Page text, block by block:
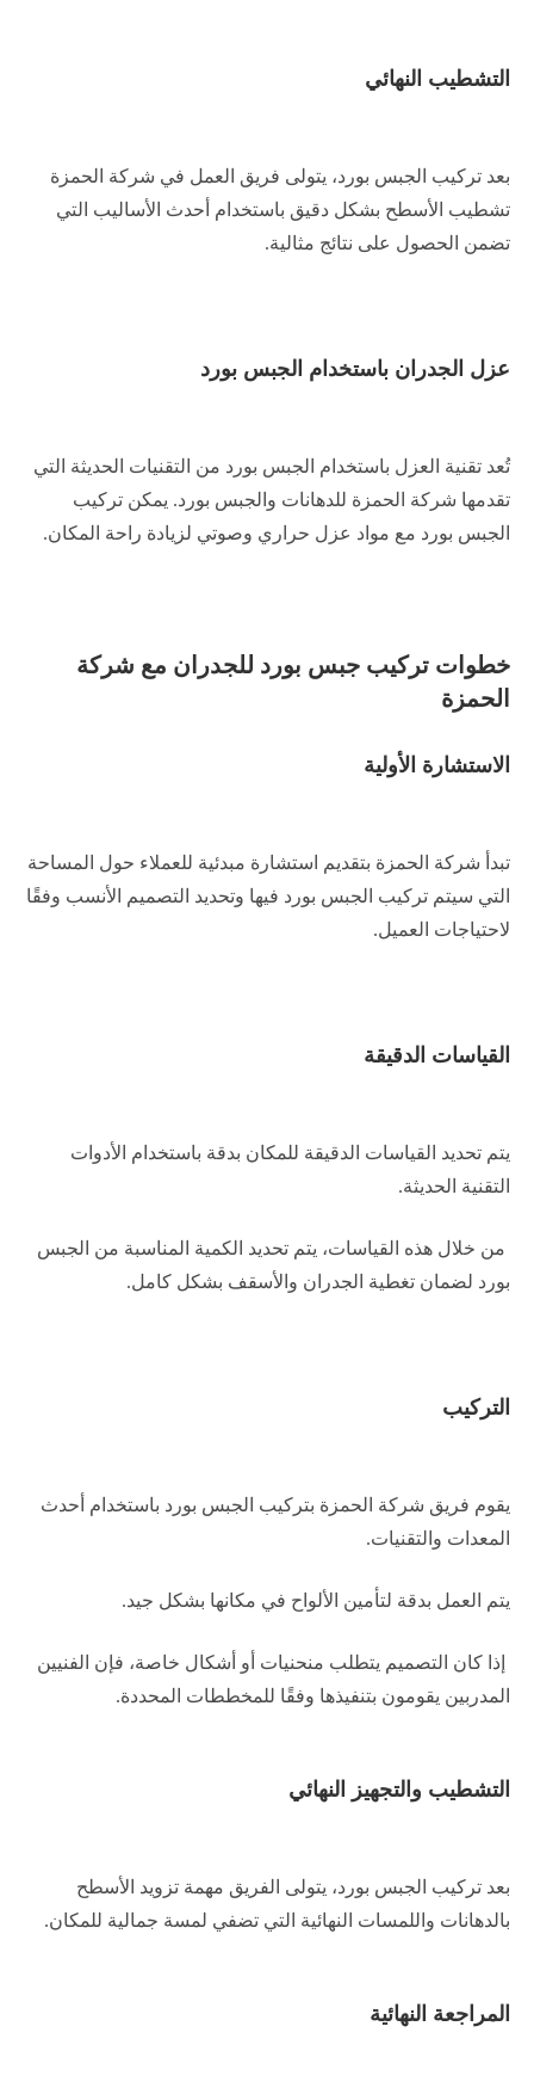
التشطيب النهائي
بعد تركيب الجبس بورد، يتولى فريق العمل في شركة الحمزة
تشطيب الأسطح بشكل دقيق باستخدام أحدث الأساليب التي
تضمن الحصول على نتائج مثالية.
عزل الجدران باستخدام الجبس بورد
تُعد تقنية العزل باستخدام الجبس بورد من التقنيات الحديثة التي
تقدمها شركة الحمزة للدهانات والجبس بورد. يمكن تركيب
الجبس بورد مع مواد عزل حراري وصوتي لزيادة راحة المكان.
خطوات تركيب جبس بورد للجدران مع شركة
الحمزة
الاستشارة الأولية
تبدأ شركة الحمزة بتقديم استشارة مبدئية للعملاء حول المساحة
التي سيتم تركيب الجبس بورد فيها وتحديد التصميم الأنسب وفقًا
لاحتياجات العميل.
القياسات الدقيقة
يتم تحديد القياسات الدقيقة للمكان بدقة باستخدام الأدوات
التقنية الحديثة.
من خلال هذه القياسات، يتم تحديد الكمية المناسبة من الجبس
بورد لضمان تغطية الجدران والأسقف بشكل كامل.
التركيب
يقوم فريق شركة الحمزة بتركيب الجبس بورد باستخدام أحدث
المعدات والتقنيات.
يتم العمل بدقة لتأمين الألواح في مكانها بشكل جيد.
إذا كان التصميم يتطلب منحنيات أو أشكال خاصة، فإن الفنيين
المدربين يقومون بتنفيذها وفقًا للمخططات المحددة.
التشطيب والتجهيز النهائي
بعد تركيب الجبس بورد، يتولى الفريق مهمة تزويد الأسطح
بالدهانات واللمسات النهائية التي تضفي لمسة جمالية للمكان.
المراجعة النهائية